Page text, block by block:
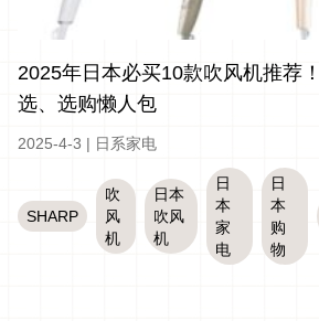
2025年日本必买10款吹风机推荐
选、选购懒人包
2025-4-3 | 日系家电
SHARP
吹
风
机
日本
吹风
机
日
本
家
电
日
本
购
物